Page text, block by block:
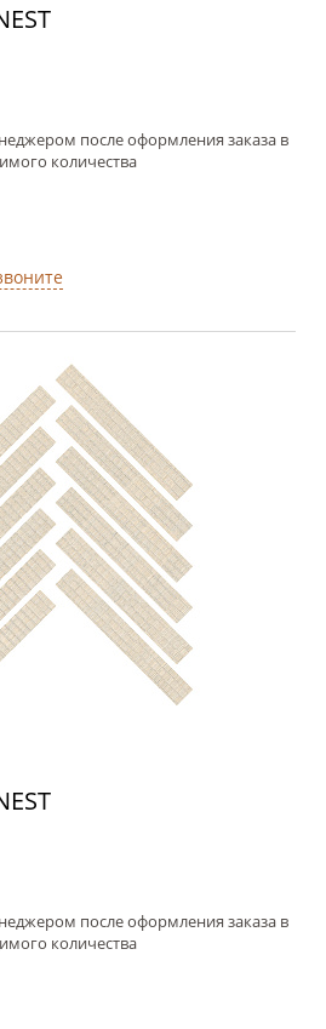
после оформления заказа в
количества
после оформления заказа в
количества